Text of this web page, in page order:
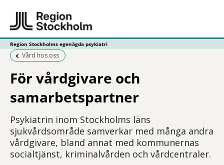
Region Stockholms egenägda psykiatri
Föregående sida:
Vård hos oss
För vårdgivare och
samarbetspartner
Psykiatrin inom Stockholms läns
sjukvårdsområde samverkar med många andra
vårdgivare, bland annat med kommunernas
socialtjänst, kriminalvården och vårdcentraler.